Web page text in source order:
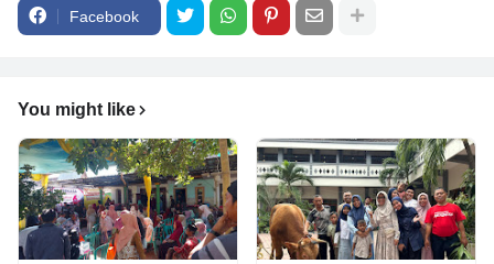
Facebook
You might like